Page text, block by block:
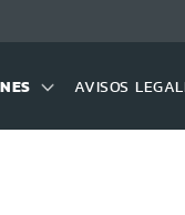
AVISOS